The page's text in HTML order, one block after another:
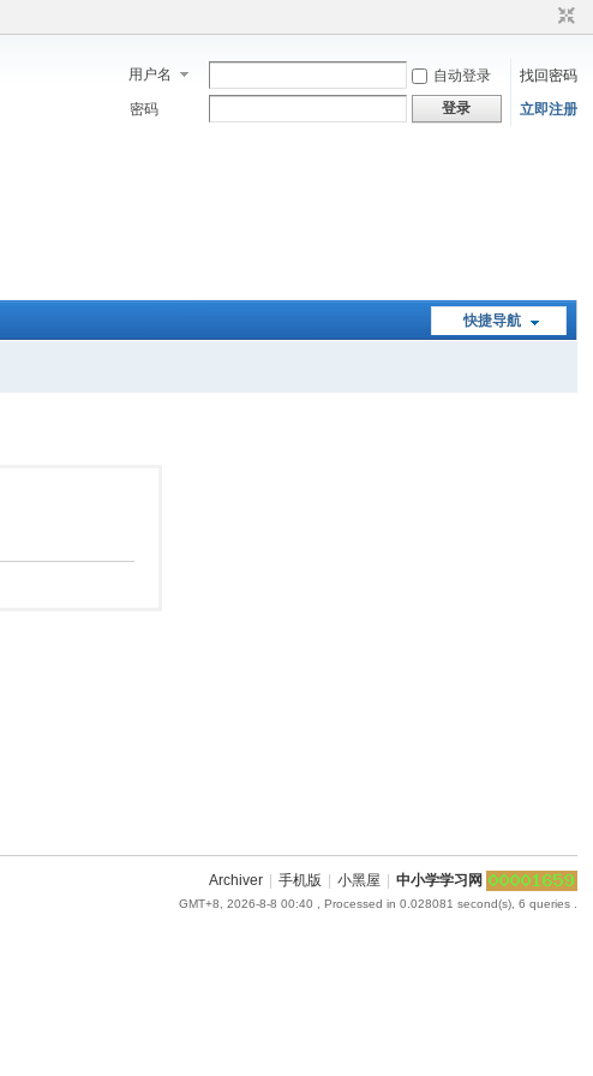
用户名 自动登录
找回密码
密码
登录 立即注册
快捷导航
Archiver 手机版 小黑屋 中小学学习网
GMT+8, 2026-8-8 00:40 , Processed in 0.028081 second(s), 6 queries .